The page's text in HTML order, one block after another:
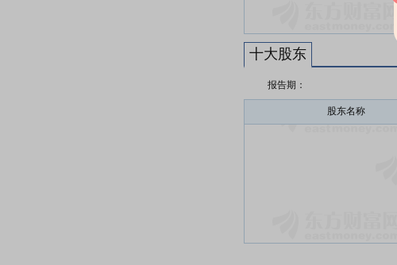
十大股东
报告期：
股东名称